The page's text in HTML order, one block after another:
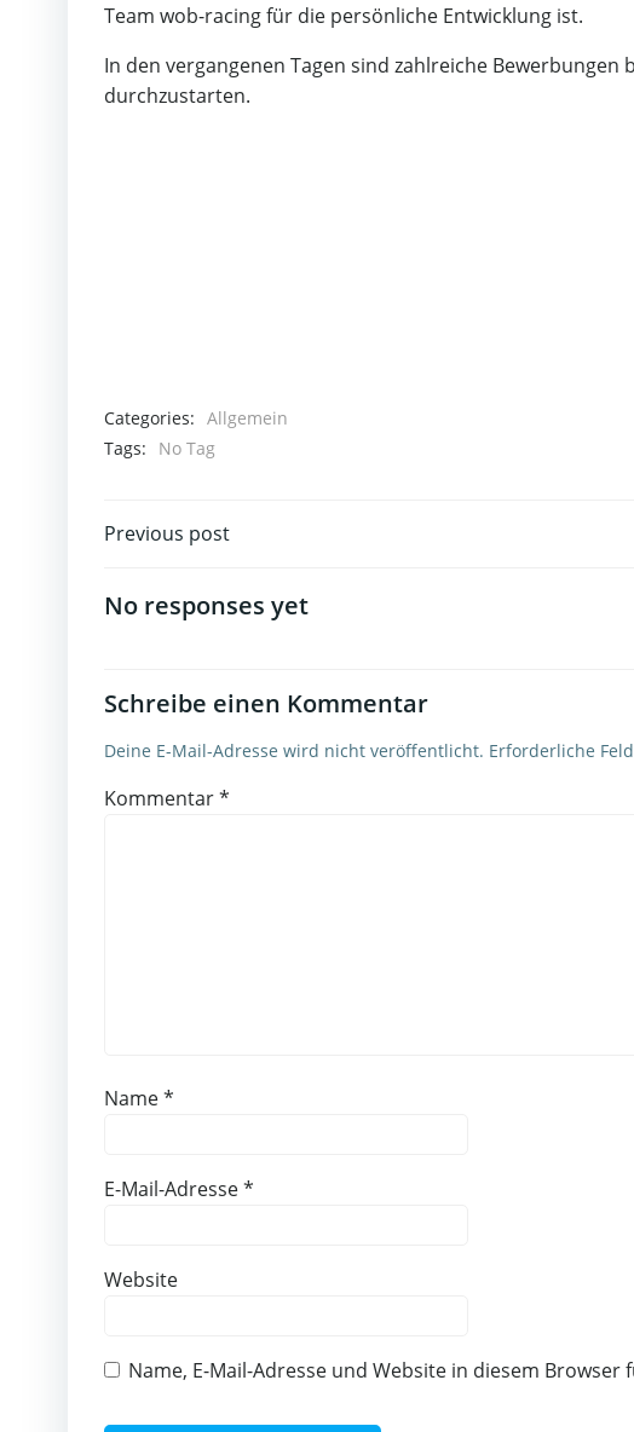
Team wob-racing für die persönliche Entwicklung ist.
In den vergangenen Tagen sind zahlreiche
durchzustarten.
Categories: Allgemein
Tags:
No Tag
Post
navigation
Previous post
No responses yet
Schreibe einen Kommentar
Deine E-Mail-Adresse wird nicht veröffentlicht. Erforderliche
Kommentar*
Name*
E-Mail-Adresse*
Website
Name, E-Mail-Adresse und Website in diesem